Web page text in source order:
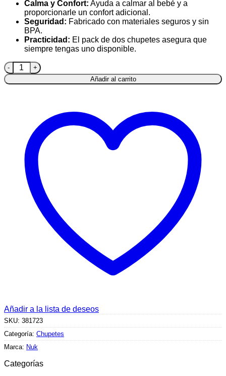
Calma y Confort: Ayuda a calmar al bebé y a
proporcionarle un confort adicional.
Seguridad: Fabricado con materiales seguros y sin
BPA.
Practicidad: El pack de dos chupetes asegura que
siempre tengas uno disponible.
Chupete de Silicona Signature Nuk Rosado 2 Unidades Talle
Añadir al carrito
Añadir a la lista de deseos
SKU: 381723
Categoría: Chupetes
Marca: Nuk
Categorías